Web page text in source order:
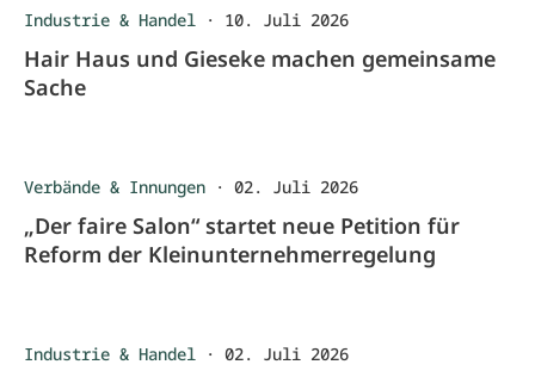
Industrie & Handel · 10. Juli 2026
Hair Haus und Gieseke machen gemeinsame
Sache
Verbände & Innungen · 02. Juli 2026
„Der faire Salon“ startet neue Petition für
Reform der Kleinunternehmerregelung
Industrie & Handel · 02. Juli 2026